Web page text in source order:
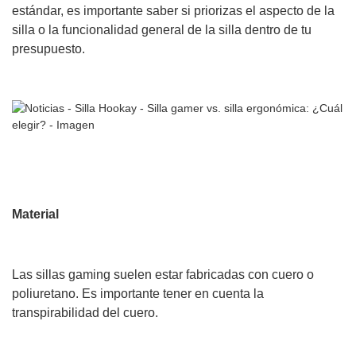
estándar, es importante saber si priorizas el aspecto de la
silla o la funcionalidad general de la silla dentro de tu
presupuesto.
Material
Las sillas gaming suelen estar fabricadas con cuero o
poliuretano. Es importante tener en cuenta la
transpirabilidad del cuero.